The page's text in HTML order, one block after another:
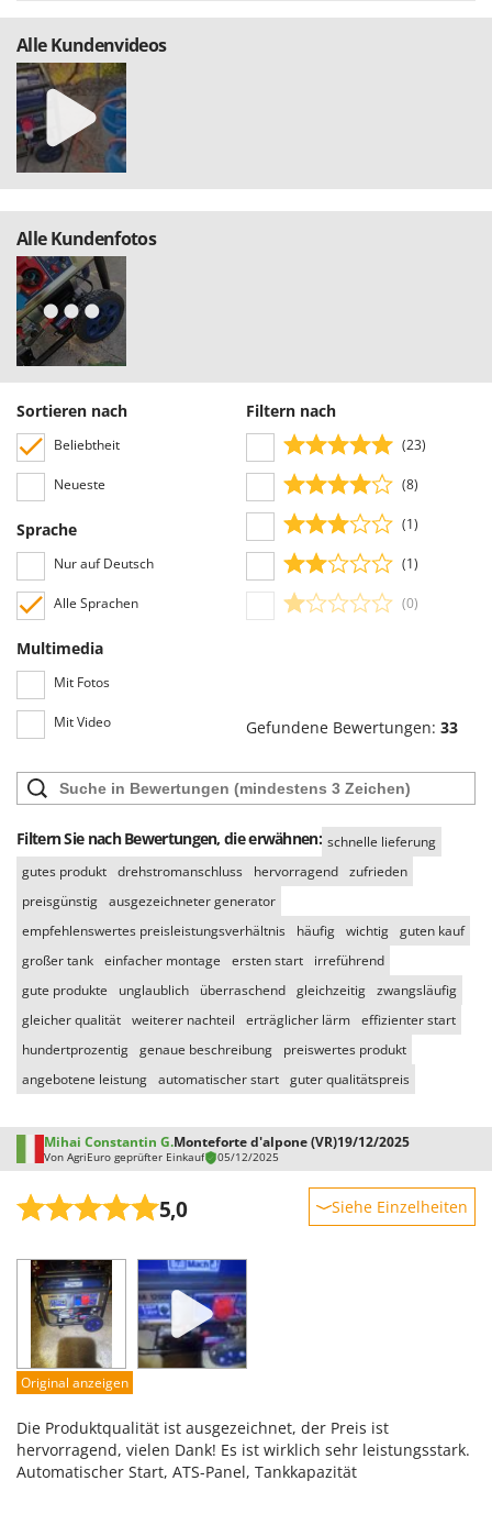
Alle Kundenvideos
Alle Kundenfotos
Sortieren nach
Beliebtheit
Neueste
Sprache
Nur auf Deutsch
Alle Sprachen
Multimedia
Mit Fotos
Mit Video
Filtern nach
(23)
(8)
(1)
(1)
(0)
Gefundene Bewertungen: 33
Filtern Sie nach Bewertungen, die erwähnen: schnelle lieferung
gutes produkt drehstromanschluss hervorragend zufrieden
preisgünstig ausgezeichneter generator
empfehlenswertes preisleistungsverhältnis
häufig wichtig guten kauf
großer tank einfacher montage ersten start
irreführend
gute produkte
unglaublich überraschend gleichzeitig zwangsläufig
gleicher qualität weiterer nachteil erträglicher lärm effizienter start
hundertprozentig genaue beschreibung
preiswertes produkt
angebotene leistung automatischer start guter qualitätspreis
Mihai Constantin G.Monteforte d'alpone (VR)19/12/2025
Von AgriEuro geprüfter Einkauf 05/12/2025
5,0 Siehe Einzelheiten
Leistung
Benutzerfreundlichkeit
Qualität / Preis
Schwierigkeitsgrad Zusammenbau
Original anzeigen
Die Produktqualität ist ausgezeichnet, der Preis ist
hervorragend, vielen Dank! Es ist wirklich sehr leistungsstark.
Automatischer Start, ATS-Panel, Tankkapazität